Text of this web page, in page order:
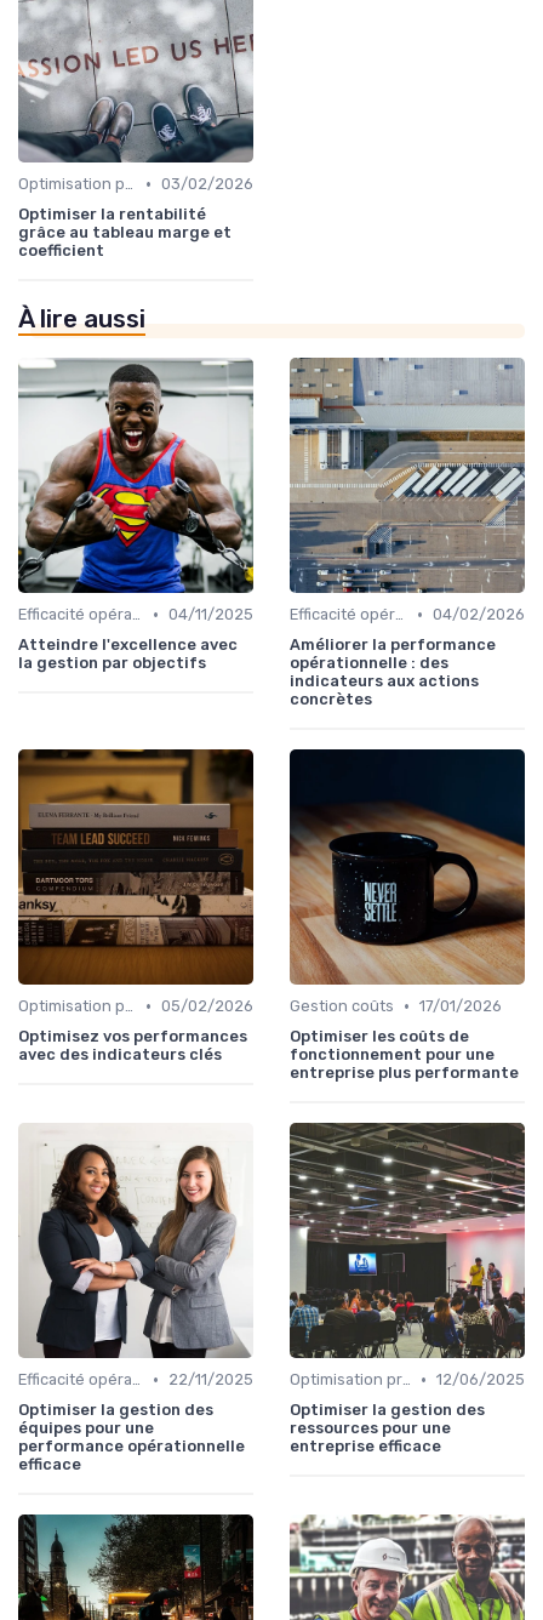
Optimisation processus • 03/02/2026
Optimiser la rentabilité
grâce au tableau marge et
coefficient
À lire aussi
Efficacité opérationnelle • 04/11/2025
Atteindre l'excellence avec
la gestion par objectifs
Efficacité opérationnelle • 04/02/2026
Améliorer la performance
opérationnelle : des
indicateurs aux actions
concrètes
Optimisation processus • 05/02/2026
Optimisez vos performances
avec des indicateurs clés
Gestion coûts • 17/01/2026
Optimiser les coûts de
fonctionnement pour une
entreprise plus performante
Efficacité opérationnelle •
22/11/2025
Optimiser la gestion des
équipes pour une
performance opérationnelle
efficace
Optimisation processus • 12/06/2025
Optimiser la gestion des
ressources pour une
entreprise efficace